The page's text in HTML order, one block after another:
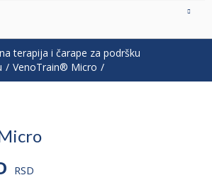
terapija i čarape za podršku
VenoTrain® Micro
RSD